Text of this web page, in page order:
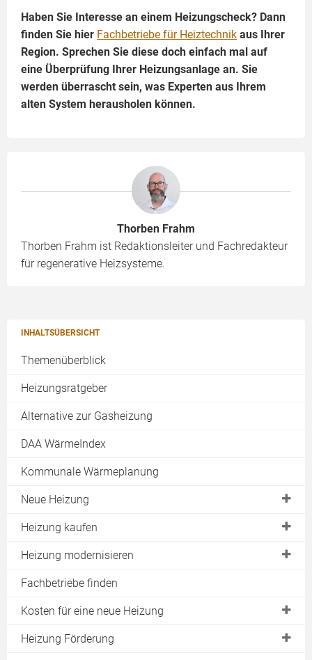
INHALTSÜBERSICHT
Themenüberblick
Heizungsratgeber
Alternative zur Gasheizung
DAA WärmeIndex
Kommunale Wärmeplanung
Neue Heizung
Heizungswechsel jetzt!
Moderne Heizung
Effiziente Heizung
Hybridheizung
Heizung kaufen
BAFA Zuschuss
Kesseltauschbonus
Wartungsvertrag
Heizung modernisieren
Heizungssanierung
Solare Nachrüstung
Heizkurve einstellen
Fachbetriebe finden
Kosten für eine neue Heizung
Pelletheizung Kosten
Heizung Förderung
Haben Sie Interesse an einem Heizungscheck? Dann
finden Sie hier Fachbetriebe für Heiztechnik aus Ihrer
Region. Sprechen Sie diese doch einfach mal auf
eine Überprüfung Ihrer Heizungsanlage an. Sie
werden überrascht sein, was Experten aus Ihrem
alten System herausholen können.
Thorben Frahm
Thorben Frahm ist Redaktionsleiter und Fachredakteur
für regenerative Heizsysteme.